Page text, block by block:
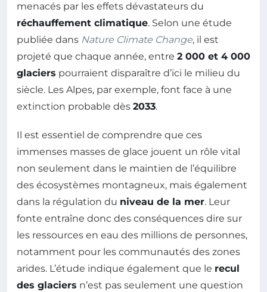
menacés par les effets dévastateurs du
réchauffement climatique. Selon une étude
publiée dans Nature Climate Change, il est
projeté que chaque année, entre 2 000 et 4 000
glaciers pourraient disparaître d’ici le milieu du
siècle. Les Alpes, par exemple, font face à une
extinction probable dès 2033.
Il est essentiel de comprendre que ces
immenses masses de glace jouent un rôle vital
non seulement dans le maintien de l’équilibre
des écosystèmes montagneux, mais également
dans la régulation du niveau de la mer. Leur
fonte entraîne donc des conséquences dire sur
les ressources en eau des millions de personnes,
notamment pour les communautés des zones
arides. L’étude indique également que le recul
des glaciers n’est pas seulement une question